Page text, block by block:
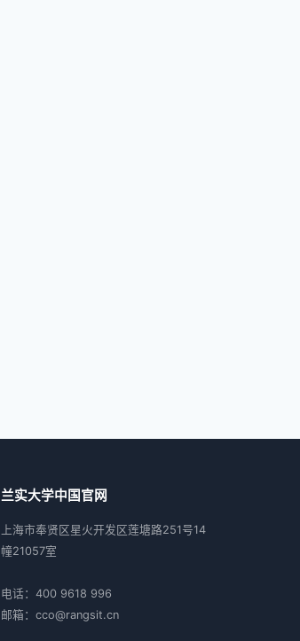
兰实大学中国官网
上海市奉贤区星火开发区莲塘路251号14
幢21057室
电话：400 9618 996
邮箱：cco@rangsit.cn